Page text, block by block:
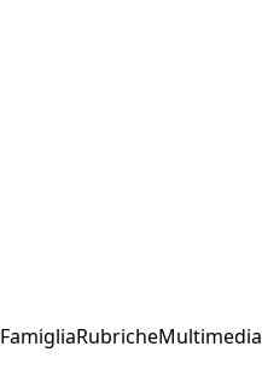
FamigliaRubricheMultimedia